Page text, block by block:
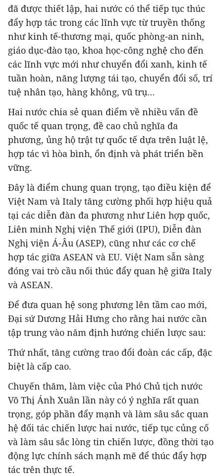
đã được thiết lập, hai nước có thể tiếp tục thúc
đẩy hợp tác trong các lĩnh vực từ truyền thống
như kinh tế-thương mại, quốc phòng-an ninh,
giáo dục-đào tạo, khoa học-công nghệ cho đến
các lĩnh vực mới như chuyển đổi xanh, kinh tế
tuần hoàn, năng lượng tái tạo, chuyển đổi số, trí
tuệ nhân tạo, hàng không, vũ trụ…
Hai nước chia sẻ quan điểm về nhiều vấn đề
quốc tế quan trọng, đề cao chủ nghĩa đa
phương, ủng hộ trật tự quốc tế dựa trên luật lệ,
hợp tác vì hòa bình, ổn định và phát triển bền
vững.
Đây là điểm chung quan trọng, tạo điều kiện để
Việt Nam và Italy tăng cường phối hợp hiệu quả
tại các diễn đàn đa phương như Liên hợp quốc,
Liên minh Nghị viện Thế giới (IPU), Diễn đàn
Nghị viện Á-Âu (ASEP), cũng như các cơ chế
hợp tác giữa ASEAN và EU. Việt Nam sẵn sàng
đóng vai trò cầu nối thúc đẩy quan hệ giữa Italy
và ASEAN.
Để đưa quan hệ song phương lên tầm cao mới,
Đại sứ Dương Hải Hưng cho rằng hai nước cần
tập trung vào năm định hướng chiến lược sau:
Thứ nhất, tăng cường trao đổi đoàn các cấp, đặc
biệt là cấp cao.
Chuyến thăm, làm việc của Phó Chủ tịch nước
Võ Thị Ánh Xuân lần này có ý nghĩa rất quan
trọng, góp phần đẩy mạnh và làm sâu sắc quan
hệ đối tác chiến lược hai nước, tiếp tục củng cố
và làm sâu sắc lòng tin chiến lược, đồng thời tạo
động lực chính sách mạnh mẽ để thúc đẩy hợp
tác trên thực tế.